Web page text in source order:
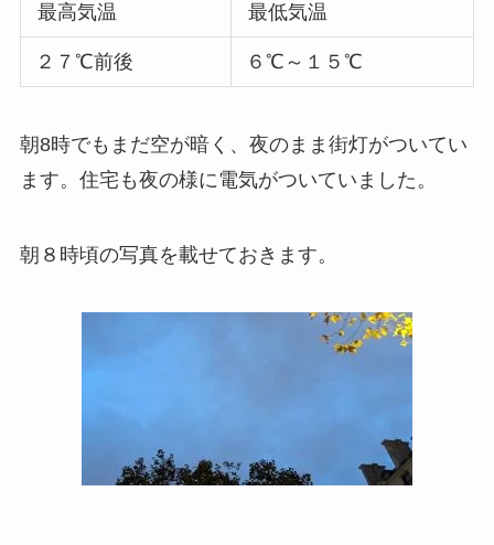
最高気温 最低気温
２７℃前後 ６℃～１５℃
朝8時でもまだ空が暗く、夜のまま街灯がついてい
ます。住宅も夜の様に電気がついていました。
朝８時頃の写真を載せておきます。